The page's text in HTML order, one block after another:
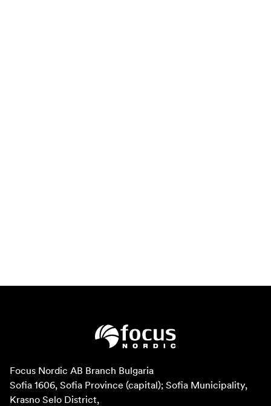
Focus Nordic AB Branch Bulgaria
Sofia 1606, Sofia Province (capital); Sofia Municipality,
Krasno Selo District,